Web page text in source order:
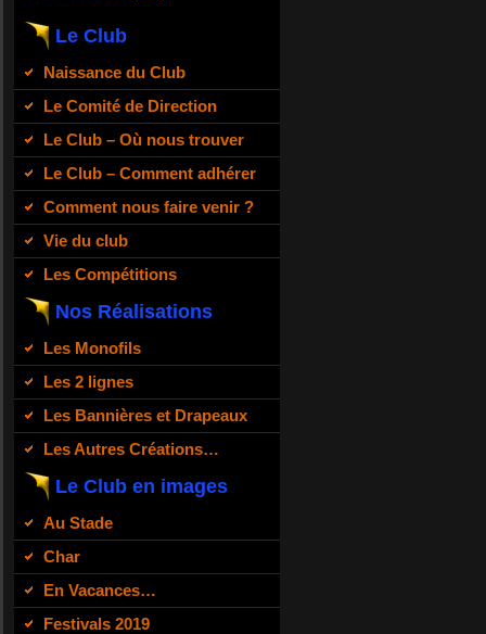
Le Club
Naissance du Club
Le Comité de Direction
Le Club – Où nous trouver
Le Club – Comment adhérer
Comment nous faire venir ?
Vie du club
Les Compétitions
Nos Réalisations
Les Monofils
Les 2 lignes
Les Bannières et Drapeaux
Les Autres Créations…
Le Club en images
Au Stade
Char
En Vacances…
Festivals 2019